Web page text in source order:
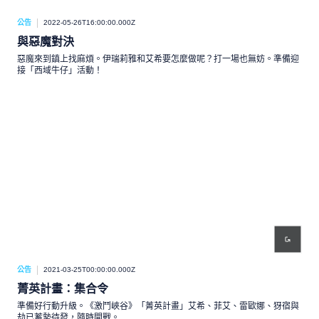
公告 2022-05-26T16:00:00.000Z
與惡魔對決
惡魔來到鎮上找麻煩。伊瑞莉雅和艾希要怎麼做呢？打一場也無妨。準備迎
接「西域牛仔」活動！
公告 2021-03-25T00:00:00.000Z
菁英計畫：集合令
準備好行動升級。《激鬥峽谷》「菁英計畫」艾希、菲艾、雷歐娜、犽宿與